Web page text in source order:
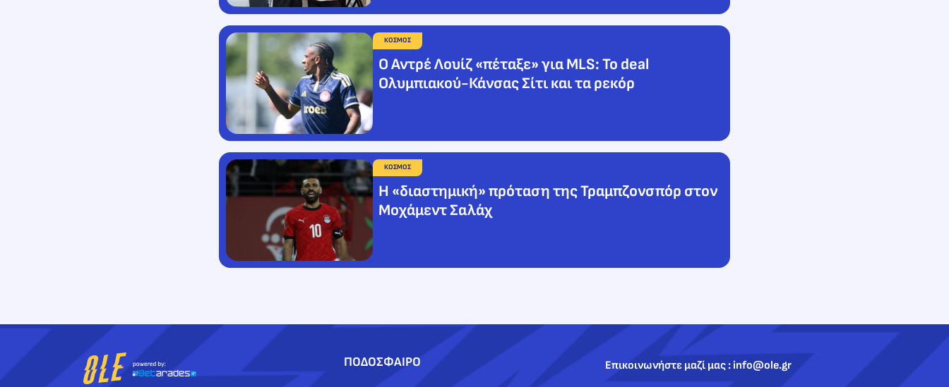
ΚΟΣΜΟΣ
Ο Αντρέ Λουίζ «πέταξε» για MLS: Το deal
Ολυμπιακού-Κάνσας Σίτι και τα ρεκόρ
ΚΟΣΜΟΣ
Η «διαστημική» πρόταση της Τραμπζονσπόρ στον
Μοχάμεντ Σαλάχ
ΠΟΔΟΣΦΑΙΡΟ Επικοινωνήστε μαζί μας : info@ole.gr